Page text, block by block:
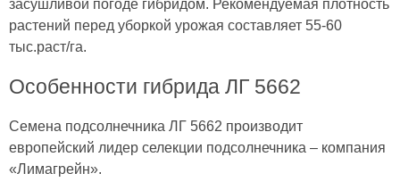
засушливой погоде гибридом. Рекомендуемая плотность
растений перед уборкой урожая составляет 55-60
тыс.раст/га.
Особенности гибрида ЛГ 5662
Семена подсолнечника ЛГ 5662 производит
европейский лидер селекции подсолнечника – компания
«Лимагрейн».